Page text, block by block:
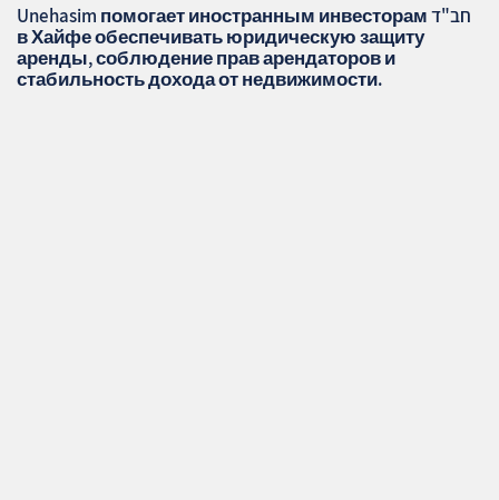
Unehasim помогает иностранным инвесторам חב"ד
в Хайфе обеспечивать юридическую защиту
аренды, соблюдение прав арендаторов и
стабильность дохода от недвижимости.